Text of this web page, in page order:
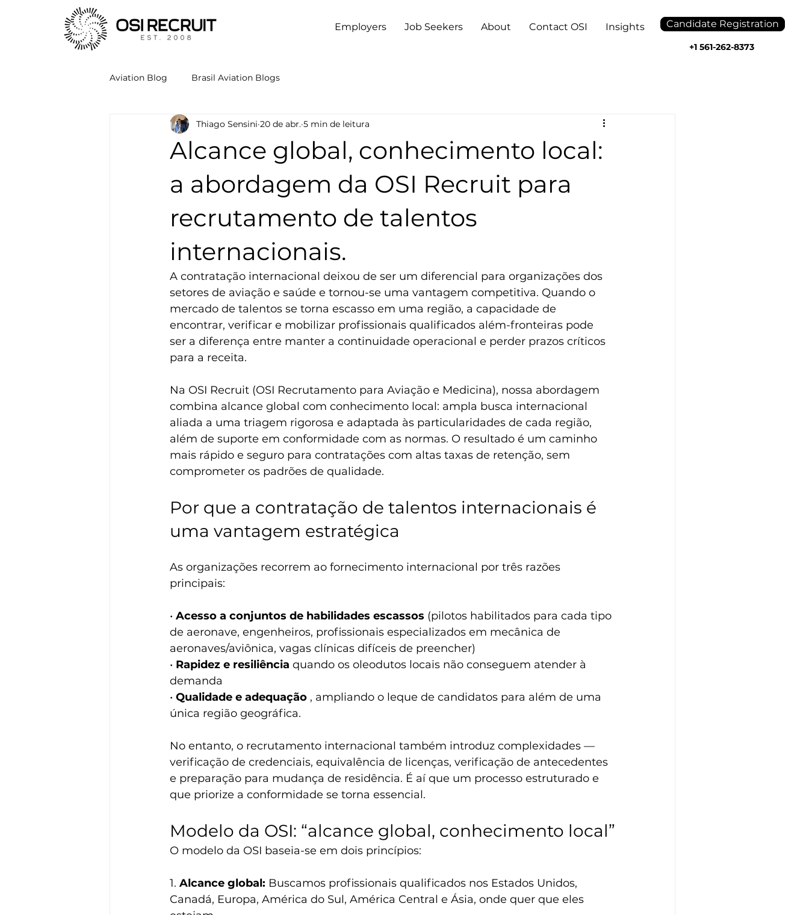
Employers Job Seekers About Contact OSI Insights Candidate Registration
+1 561-262-8373
Aviation Blog Brasil Aviation Blogs
Alcance global, conhecimento local:
a abordagem da OSI Recruit para
recrutamento de talentos
internacionais.
Thiago Sensini 20 de abr. 5 min de leitura
A contratação internacional deixou de ser um diferencial para organizações dos
setores de aviação e saúde e tornou-se uma vantagem competitiva. Quando o
mercado de talentos se torna escasso em uma região, a capacidade de
encontrar, verificar e mobilizar profissionais qualificados além-fronteiras pode
ser a diferença entre manter a continuidade operacional e perder prazos críticos
para a receita.
Na OSI Recruit (OSI Recrutamento para Aviação e Medicina), nossa abordagem
combina alcance global com conhecimento local: ampla busca internacional
aliada a uma triagem rigorosa e adaptada às particularidades de cada região,
além de suporte em conformidade com as normas. O resultado é um caminho
mais rápido e seguro para contratações com altas taxas de retenção, sem
comprometer os padrões de qualidade.
Por que a contratação de talentos internacionais é
uma vantagem estratégica
As organizações recorrem ao fornecimento internacional por três razões
principais:
• Acesso a conjuntos de habilidades escassos (pilotos habilitados para cada tipo
de aeronave, engenheiros, profissionais especializados em mecânica de
aeronaves/aviônica, vagas clínicas difíceis de preencher)
• Rapidez e resiliência quando os oleodutos locais não conseguem atender à
demanda
• Qualidade e adequação , ampliando o leque de candidatos para além de uma
única região geográfica.
No entanto, o recrutamento internacional também introduz complexidades —
verificação de credenciais, equivalência de licenças, verificação de antecedentes
e preparação para mudança de residência. É aí que um processo estruturado e
que priorize a conformidade se torna essencial.
Modelo da OSI: “alcance global, conhecimento local”
O modelo da OSI baseia-se em dois princípios:
1. Alcance global: Buscamos profissionais qualificados nos Estados Unidos,
Canadá, Europa, América do Sul, América Central e Ásia, onde quer que eles